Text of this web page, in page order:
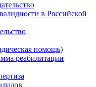
в Российской
помощь)
реабилитации